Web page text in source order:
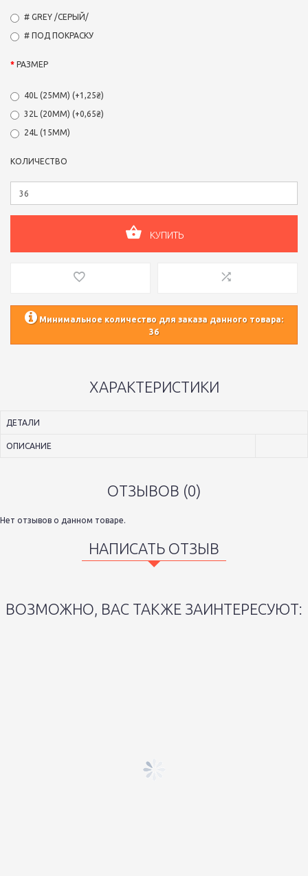
# GREY /СЕРЫЙ/
# ПОД ПОКРАСКУ
РАЗМЕР
40L (25ММ) (+1,25₴)
32L (20ММ) (+0,65₴)
24L (15ММ)
КОЛИЧЕСТВО
КУПИТЬ
Минимальное количество для заказа данного товара:
36
ХАРАКТЕРИСТИКИ
ДЕТАЛИ
ОПИСАНИЕ
ОТЗЫВОВ (0)
Нет отзывов о данном товаре.
НАПИСАТЬ ОТЗЫВ
ВОЗМОЖНО, ВАС ТАКЖЕ ЗАИНТЕРЕСУЮТ: